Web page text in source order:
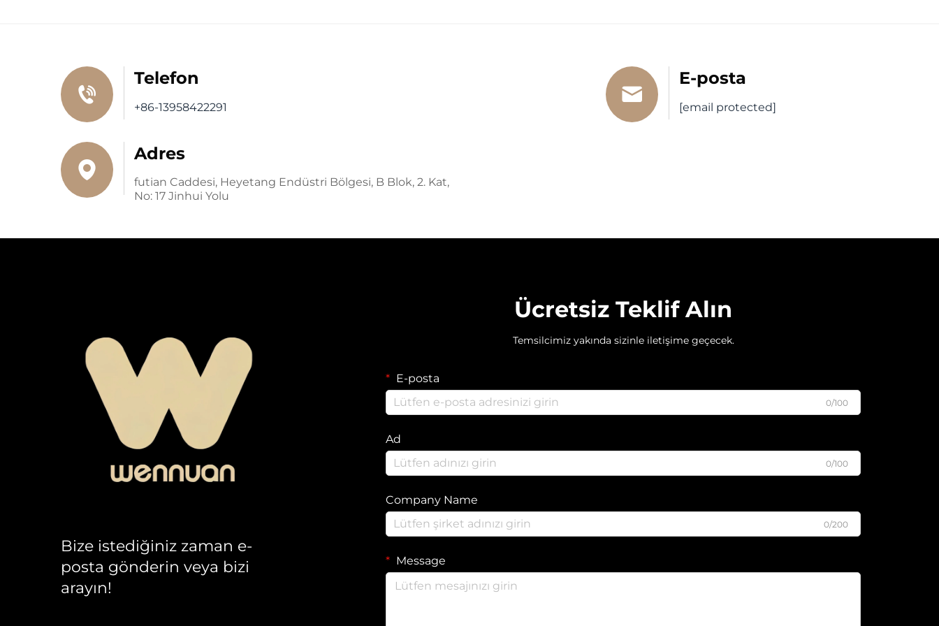
Telefon
+86-13958422291
E-posta
[email protected]
Adres
futian Caddesi, Heyetang Endüstri Bölgesi, B Blok, 2. Kat,
No: 17 Jinhui Yolu
Bize istediğiniz zaman e-
posta gönderin veya bizi
arayın!
Ücretsiz Teklif Alın
Temsilcimiz yakında sizinle iletişime geçecek.
E-posta
0/100
Ad
0/100
Company Name
0/200
Message